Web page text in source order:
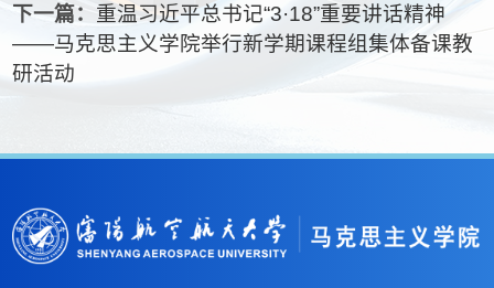
下一篇： 重温习近平总书记“3·18”重要讲话精神
——马克思主义学院举行新学期课程组集体备课教
研活动